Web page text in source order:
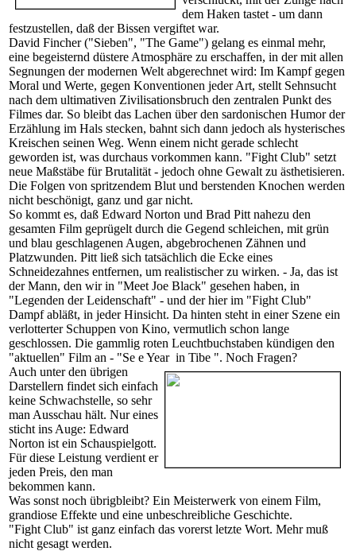
dem Haken tastet - um dann
festzustellen, daß der Bissen vergiftet war.
David Fincher ("Sieben", "The Game") gelang es einmal mehr,
eine begeisternd düstere Atmosphäre zu erschaffen, in der mit allen
Segnungen der modernen Welt abgerechnet wird: Im Kampf gegen
Moral und Werte, gegen Konventionen jeder Art, stellt Sehnsucht
nach dem ultimativen Zivilisationsbruch den zentralen Punkt des
Filmes dar. So bleibt das Lachen über den sardonischen Humor der
Erzählung im Hals stecken, bahnt sich dann jedoch als hysterisches
Kreischen seinen Weg. Wenn einem nicht gerade schlecht
geworden ist, was durchaus vorkommen kann. "Fight Club" setzt
neue Maßstäbe für Brutalität - jedoch ohne Gewalt zu ästhetisieren.
Die Folgen von spritzendem Blut und berstenden Knochen werden
nicht beschönigt, ganz und gar nicht.
So kommt es, daß Edward Norton und Brad Pitt nahezu den
gesamten Film geprügelt durch die Gegend schleichen, mit grün
und blau geschlagenen Augen, abgebrochenen Zähnen und
Platzwunden. Pitt ließ sich tatsächlich die Ecke eines
Schneidezahnes entfernen, um realistischer zu wirken. - Ja, das ist
der Mann, den wir in "Meet Joe Black" gesehen haben, in
"Legenden der Leidenschaft" - und der hier im "Fight Club"
Dampf abläßt, in jeder Hinsicht. Da hinten steht in einer Szene ein
verlotterter Schuppen von Kino, vermutlich schon lange
geschlossen. Die gammlig roten Leuchtbuchstaben kündigen den
"aktuellen" Film an - "Se e Year in Tibe ". Noch Fragen?
Auch unter den übrigen
Darstellern findet sich einfach
keine Schwachstelle, so sehr
man Ausschau hält. Nur eines
sticht ins Auge: Edward
Norton ist ein Schauspielgott.
Für diese Leistung verdient er
jeden Preis, den man
bekommen kann.
Was sonst noch übrigbleibt? Ein Meisterwerk von einem Film,
grandiose Effekte und eine unbeschreibliche Geschichte.
"Fight Club" ist ganz einfach das vorerst letzte Wort. Mehr muß
nicht gesagt werden.